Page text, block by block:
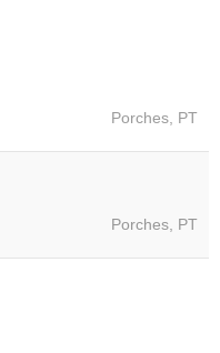
Porches, PT
Porches, PT